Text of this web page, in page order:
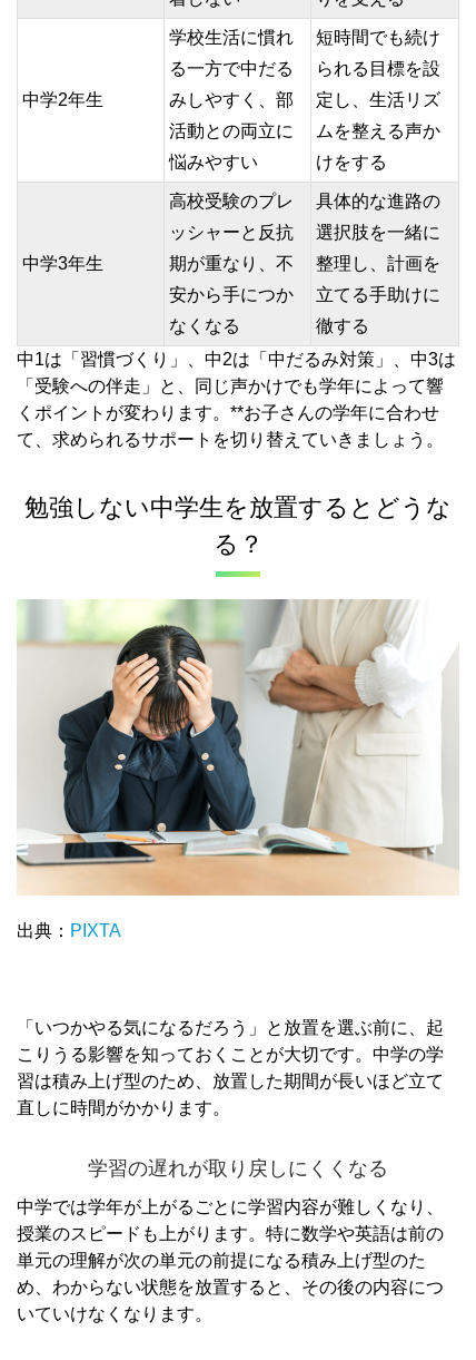
中学2年生
学校生活に慣れ
る一方で中だる
みしやすく、部
活動との両立に
悩みやすい
短時間でも続け
られる目標を設
定し、生活リズ
ムを整える声か
けをする
中学3年生
高校受験のプレ
ッシャーと反抗
期が重なり、不
安から手につか
なくなる
具体的な進路の
選択肢を一緒に
整理し、計画を
立てる手助けに
徹する
中1は「習慣づくり」、中2は「中だるみ対策」、中3は
「受験への伴走」と、同じ声かけでも学年によって響
くポイントが変わります。**お子さんの学年に合わせ
て、求められるサポートを切り替えていきましょう。
勉強しない中学生を放置するとどうな
る？
出典： PIXTA
「いつかやる気になるだろう」と放置を選ぶ前に、起
こりうる影響を知っておくことが大切です。中学の学
習は積み上げ型のため、放置した期間が長いほど立て
直しに時間がかかります。
学習の遅れが取り戻しにくくなる
中学では学年が上がるごとに学習内容が難しくなり、
授業のスピードも上がります。特に数学や英語は前の
単元の理解が次の単元の前提になる積み上げ型のた
め、わからない状態を放置すると、その後の内容につ
いていけなくなります。